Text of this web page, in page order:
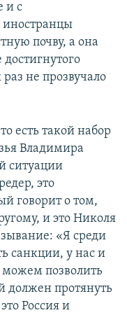
и с
почву, а она
достигнутого
не прозвучало
есть такой набор
Владимира
ситуации
это
говорит о том,
и это Николя
«Я среди
санкции, у нас и
позволить
должен протянуть
Россия и